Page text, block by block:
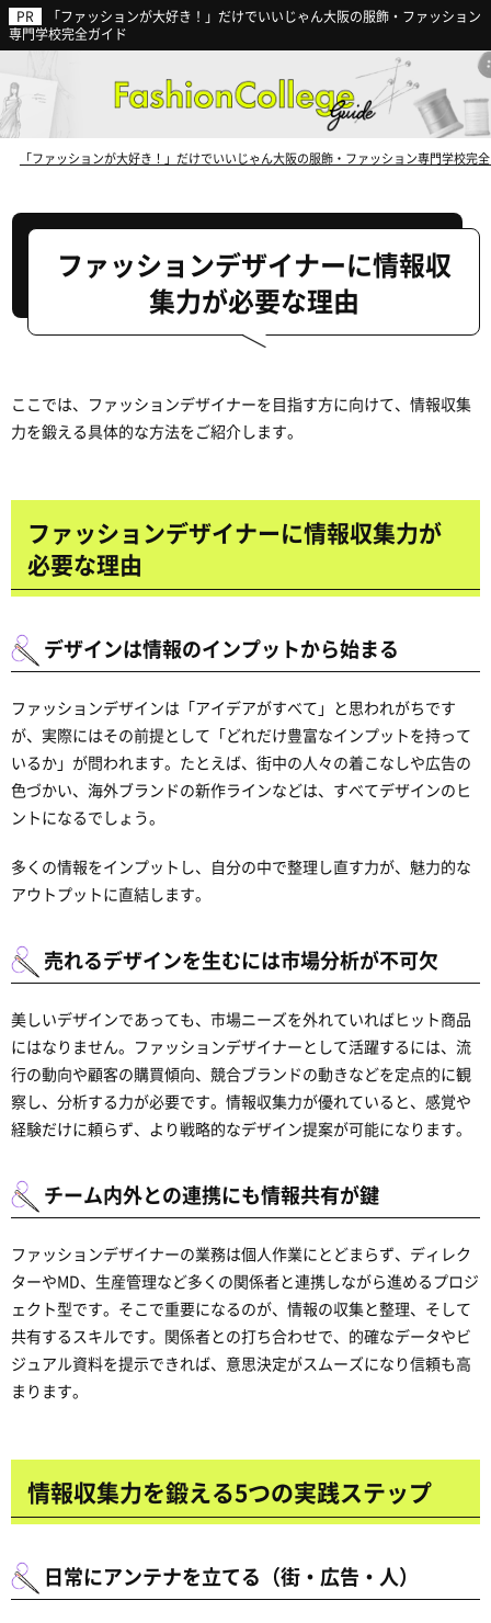
「ファッションが大好き！」だけでいいじゃん大阪の服飾・ファッション
専門学校完全ガイド
ファッション業界の動向から見る
「ファッションが大好き！」だけでいいじゃん大阪の服飾・ファッション専門学校完
ファッションデザイナーに情報収
集力が必要な理由
ここでは、ファッションデザイナーを目指す方に向けて、情報収集
力を鍛える具体的な方法をご紹介します。
ファッションデザイナーに情報収集力が
必要な理由
デザインは情報のインプットから始まる
ファッションデザインは「アイデアがすべて」と思われがちです
が、実際にはその前提として「どれだけ豊富なインプットを持って
いるか」が問われます。たとえば、街中の人々の着こなしや広告の
色づかい、海外ブランドの新作ラインなどは、すべてデザインのヒ
ントになるでしょう。
多くの情報をインプットし、自分の中で整理し直す力が、魅力的な
アウトプットに直結します。
売れるデザインを生むには市場分析が不可欠
美しいデザインであっても、市場ニーズを外れていればヒット商品
にはなりません。ファッションデザイナーとして活躍するには、流
行の動向や顧客の購買傾向、競合ブランドの動きなどを定点的に観
察し、分析する力が必要です。情報収集力が優れていると、感覚や
経験だけに頼らず、より戦略的なデザイン提案が可能になります。
チーム内外との連携にも情報共有が鍵
ファッションデザイナーの業務は個人作業にとどまらず、ディレク
ターやMD、生産管理など多くの関係者と連携しながら進めるプロジ
ェクト型です。そこで重要になるのが、情報の収集と整理、そして
共有するスキルです。関係者との打ち合わせで、的確なデータやビ
ジュアル資料を提示できれば、意思決定がスムーズになり信頼も高
まります。
情報収集力を鍛える5つの実践ステップ
日常にアンテナを立てる（街・広告・人）